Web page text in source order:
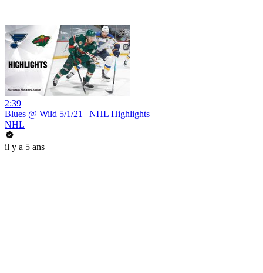
2:39
Blues @ Wild 5/1/21 | NHL Highlights
NHL
il y a 5 ans